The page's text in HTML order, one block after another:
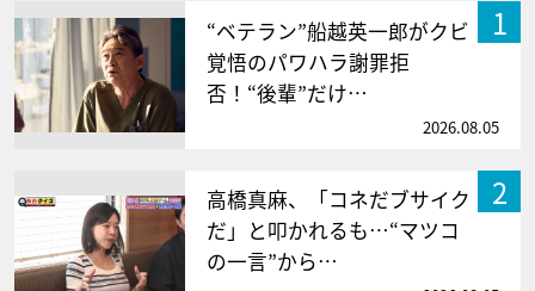
1
“ベテラン”船越英一郎がクビ
覚悟のパワハラ謝罪拒
否！“後輩”だけ…
2026.08.05
2
高橋真麻、「コネだブサイク
だ」と叩かれるも…“マツコ
の一言”から…